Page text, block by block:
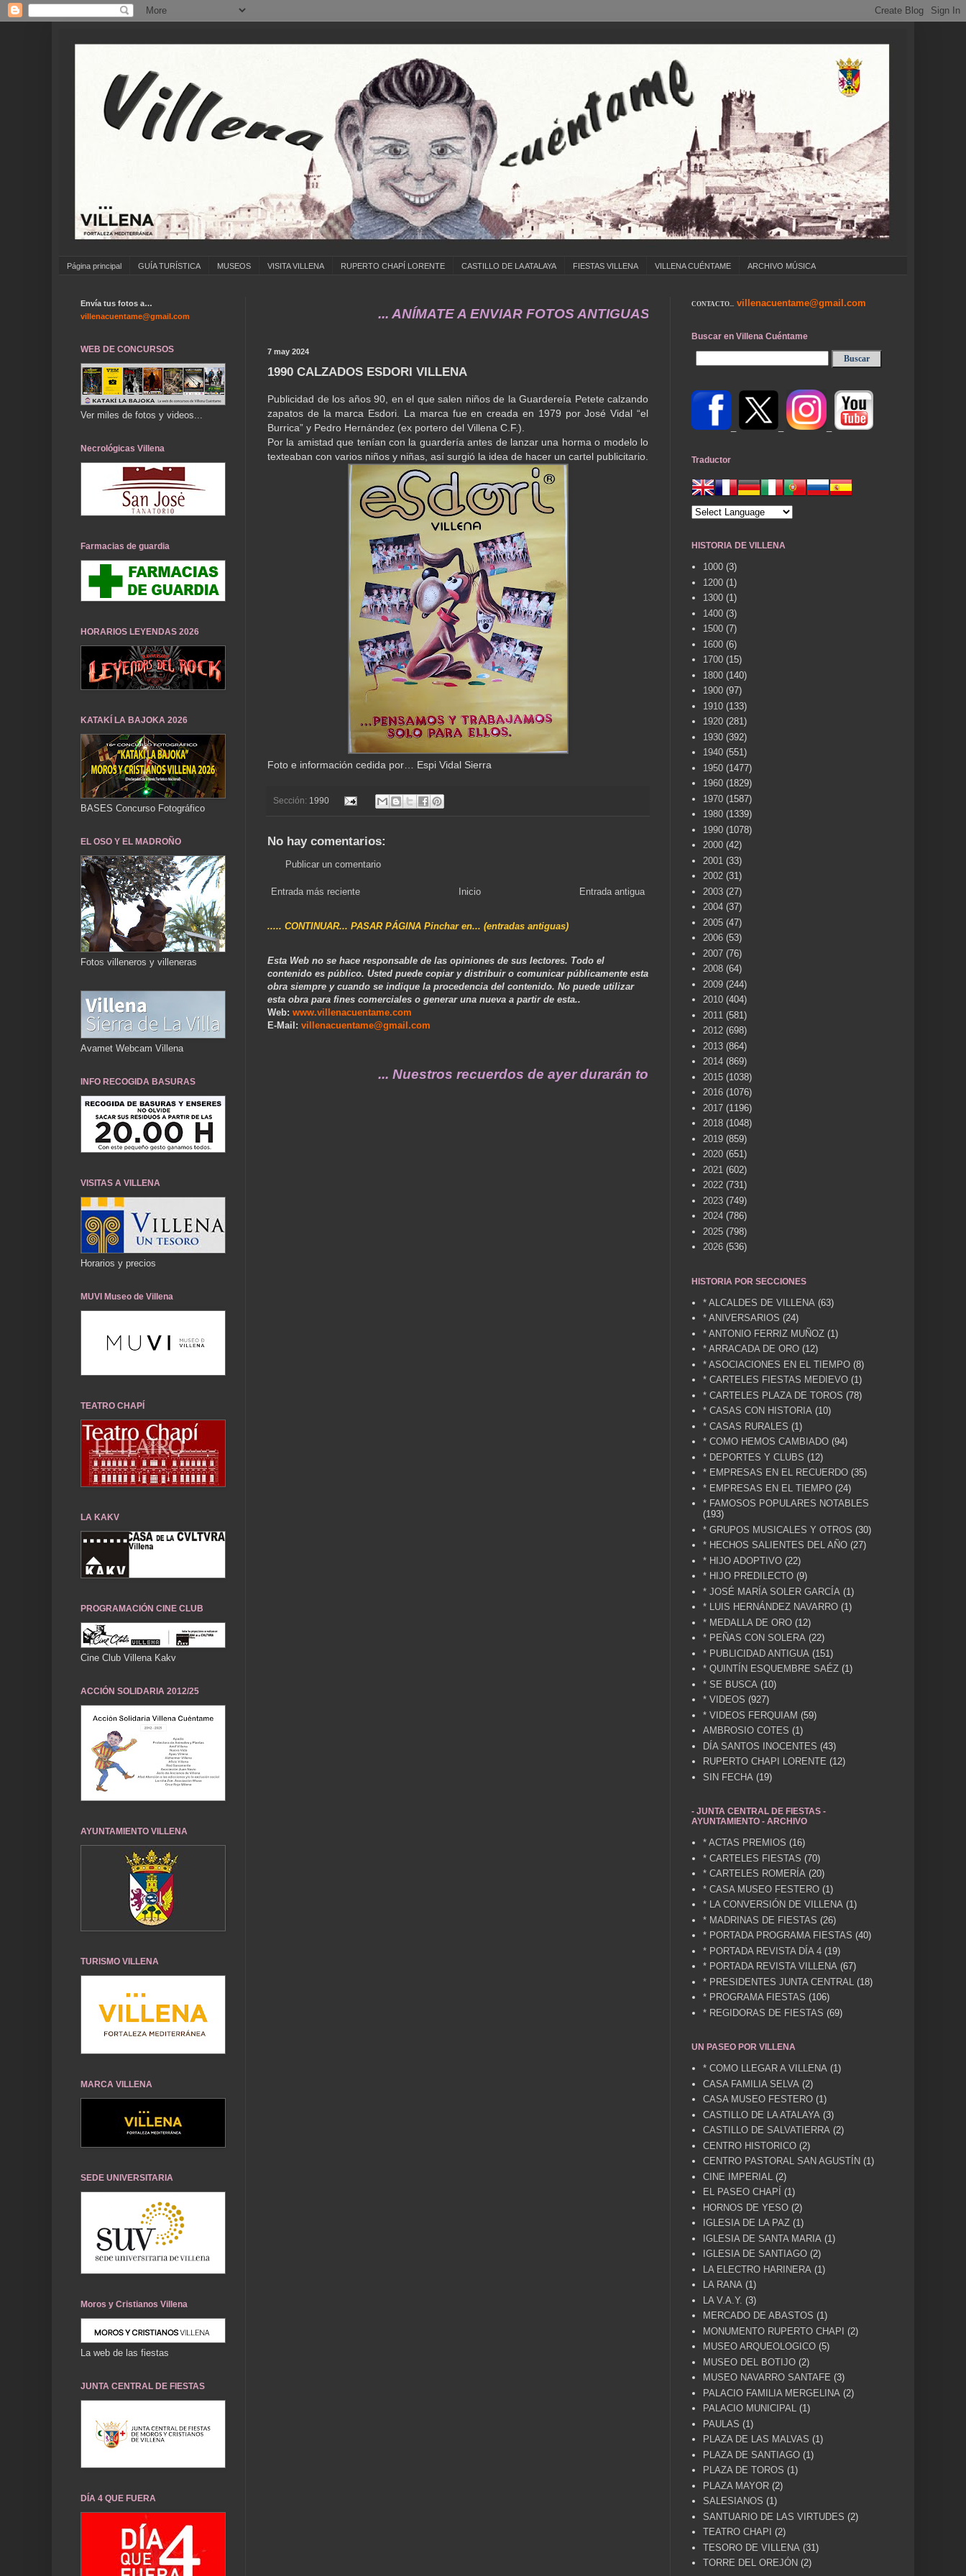
Página principal GUÍA TURÍSTICA MUSEOS VISITA VILLENA RUPERTO CHAPÍ LORENTE CASTILLO DE LA ATALAYA FIESTAS VILLENA VILLENA CUÉNTAME ARCHIVO MÚSICA
... ANÍMATE A ENVIAR FOTOS ANTIGUAS DE ... COLEGIOS ... CUMPLEAÑOS ... CARNAVAL ...
7 may 2024
1990 CALZADOS ESDORI VILLENA
Publicidad de los años 90, en el que salen niños de la Guardereía Petete calzando
zapatos de la marca Esdori. La marca fue en creada en 1979 por José Vidal “el
Burrica” y Pedro Hernández (ex portero del Villena C.F.).
Por la amistad que tenían con la guardería antes de lanzar una horma o modelo lo
texteaban con varios niños y niñas, así surgió la idea de hacer un cartel publicitario.
Foto e información cedida por… Espi Vidal Sierra
Sección: 1990
No hay comentarios:
Publicar un comentario
Entrada más reciente Entrada antigua
Inicio
..... CONTINUAR... PASAR PÁGINA Pinchar en... (entradas antiguas)
Esta Web no se hace responsable de las opiniones de sus lectores. Todo el
contenido es público. Usted puede copiar y distribuir o comunicar públicamente esta
obra siempre y cuando se indique la procedencia del contenido. No puede utilizar
esta obra para fines comerciales o generar una nueva a partir de esta..
Web: www.villenacuentame.com
E-Mail: villenacuentame@gmail.com
... Nuestros recuerdos de ayer durarán toda una vida .... TÚ HACES VILLENA CUÉNTAME... UN
Envía tus fotos a…
villenacuentame@gmail.com
WEB DE CONCURSOS
Ver miles de fotos y videos...
Necrológicas Villena
Farmacias de guardia
HORARIOS LEYENDAS 2026
KATAKÍ LA BAJOKA 2026
BASES Concurso Fotográfico
EL OSO Y EL MADROÑO
Fotos villeneros y villeneras
Avamet Webcam Villena
INFO RECOGIDA BASURAS
VISITAS A VILLENA
Horarios y precios
MUVI Museo de Villena
TEATRO CHAPÍ
LA KAKV
PROGRAMACIÓN CINE CLUB
Cine Club Villena Kakv
ACCIÓN SOLIDARIA 2012/25
AYUNTAMIENTO VILLENA
TURISMO VILLENA
MARCA VILLENA
SEDE UNIVERSITARIA
Moros y Cristianos Villena
La web de las fiestas
JUNTA CENTRAL DE FIESTAS
DÍA 4 QUE FUERA
CONTACTO... villenacuentame@gmail.com
Buscar en Villena Cuéntame
Traductor
HISTORIA DE VILLENA
1000 (3)
1200 (1)
1300 (1)
1400 (3)
1500 (7)
1600 (6)
1700 (15)
1800 (140)
1900 (97)
1910 (133)
1920 (281)
1930 (392)
1940 (551)
1950 (1477)
1960 (1829)
1970 (1587)
1980 (1339)
1990 (1078)
2000 (42)
2001 (33)
2002 (31)
2003 (27)
2004 (37)
2005 (47)
2006 (53)
2007 (76)
2008 (64)
2009 (244)
2010 (404)
2011 (581)
2012 (698)
2013 (864)
2014 (869)
2015 (1038)
2016 (1076)
2017 (1196)
2018 (1048)
2019 (859)
2020 (651)
2021 (602)
2022 (731)
2023 (749)
2024 (786)
2025 (798)
2026 (536)
HISTORIA POR SECCIONES
* ALCALDES DE VILLENA (63)
* ANIVERSARIOS (24)
* ANTONIO FERRIZ MUÑOZ (1)
* ARRACADA DE ORO (12)
* ASOCIACIONES EN EL TIEMPO (8)
* CARTELES FIESTAS MEDIEVO (1)
* CARTELES PLAZA DE TOROS (78)
* CASAS CON HISTORIA (10)
* CASAS RURALES (1)
* COMO HEMOS CAMBIADO (94)
* DEPORTES Y CLUBS (12)
* EMPRESAS EN EL RECUERDO (35)
* EMPRESAS EN EL TIEMPO (24)
* FAMOSOS POPULARES NOTABLES
(193)
* GRUPOS MUSICALES Y OTROS (30)
* HECHOS SALIENTES DEL AÑO (27)
* HIJO ADOPTIVO (22)
* HIJO PREDILECTO (9)
* JOSÉ MARÍA SOLER GARCÍA (1)
* LUIS HERNÁNDEZ NAVARRO (1)
* MEDALLA DE ORO (12)
* PEÑAS CON SOLERA (22)
* PUBLICIDAD ANTIGUA (151)
* QUINTÍN ESQUEMBRE SAÉZ (1)
* SE BUSCA (10)
* VIDEOS (927)
* VIDEOS FERQUIAM (59)
AMBROSIO COTES (1)
DÍA SANTOS INOCENTES (43)
RUPERTO CHAPI LORENTE (12)
SIN FECHA (19)
- JUNTA CENTRAL DE FIESTAS -
AYUNTAMIENTO - ARCHIVO
* ACTAS PREMIOS (16)
* CARTELES FIESTAS (70)
* CARTELES ROMERÍA (20)
* CASA MUSEO FESTERO (1)
* LA CONVERSIÓN DE VILLENA (1)
* MADRINAS DE FIESTAS (26)
* PORTADA PROGRAMA FIESTAS (40)
* PORTADA REVISTA DÍA 4 (19)
* PORTADA REVISTA VILLENA (67)
* PRESIDENTES JUNTA CENTRAL
(18)
* PROGRAMA FIESTAS (106)
* REGIDORAS DE FIESTAS (69)
UN PASEO POR VILLENA
* COMO LLEGAR A VILLENA (1)
CASA FAMILIA SELVA (2)
CASA MUSEO FESTERO (1)
CASTILLO DE LA ATALAYA (3)
CASTILLO DE SALVATIERRA (2)
CENTRO HISTORICO (2)
CENTRO PASTORAL SAN AGUSTÍN (1)
CINE IMPERIAL
(2)
EL PASEO CHAPÍ
(1)
HORNOS DE YESO (2)
IGLESIA DE LA PAZ (1)
IGLESIA DE SANTA MARIA (1)
IGLESIA DE SANTIAGO (2)
LA ELECTRO HARINERA (1)
LA RANA (1)
LA V.A.Y. (3)
MERCADO DE ABASTOS (1)
MONUMENTO RUPERTO CHAPI
(2)
MUSEO ARQUEOLOGICO (5)
MUSEO DEL BOTIJO (2)
MUSEO NAVARRO SANTAFE (3)
PALACIO FAMILIA MERGELINA (2)
PALACIO MUNICIPAL (1)
PAULAS (1)
PLAZA DE LAS MALVAS (1)
PLAZA DE SANTIAGO (1)
PLAZA DE TOROS (1)
PLAZA MAYOR (2)
SALESIANOS (1)
SANTUARIO DE LAS VIRTUDES (2)
TEATRO CHAPI
(2)
TESORO DE VILLENA (31)
TORRE DEL OREJÓN (2)